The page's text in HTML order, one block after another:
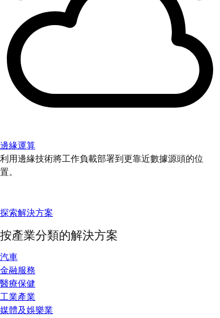
邊緣運算
利用邊緣技術將工作負載部署到更靠近數據源頭的位
置。
探索解決方案
按產業分類的解決方案
汽車
金融服務
醫療保健
工業產業
媒體及娛樂業